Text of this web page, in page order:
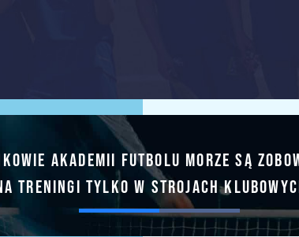
Akademii Futbolu Morze są
treningi tylko w strojach